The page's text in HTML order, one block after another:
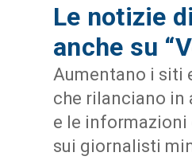
Le notizie
anche su
Aumentano i siti
che rilanciano in
e le informazioni
sui giornalisti